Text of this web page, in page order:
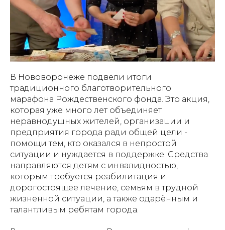
В Нововоронеже подвели итоги
традиционного благотворительного
марафона Рождественского фонда. Это акция,
которая уже много лет объединяет
неравнодушных жителей, организации и
предприятия города ради общей цели -
помощи тем, кто оказался в непростой
ситуации и нуждается в поддержке. Средства
направляются детям с инвалидностью,
которым требуется реабилитация и
дорогостоящее лечение, семьям в трудной
жизненной ситуации, а также одарённым и
талантливым ребятам города.